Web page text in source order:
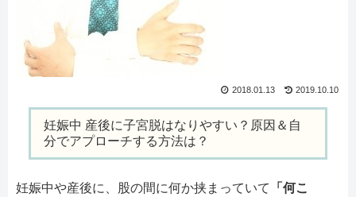
2019.10.10
2018.01.13
妊娠中 産後に子宮脱はなりやすい？原因＆自
分でアプローチする方法は？
妊娠中や産後に、股の間に何か挟まっていて
「何こ